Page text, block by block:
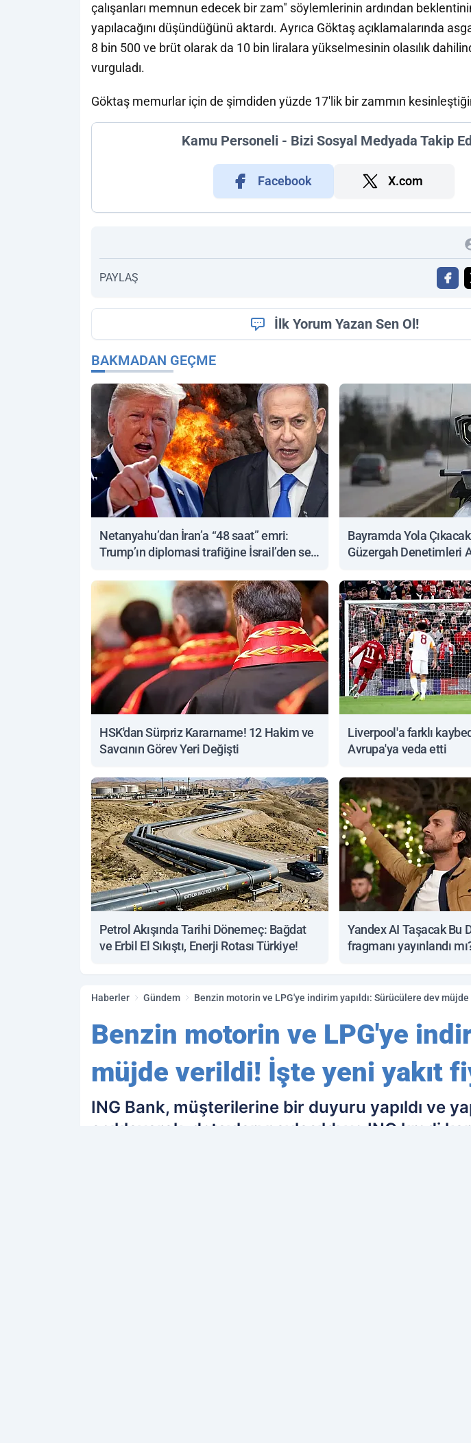
çalışanları memnun edecek bir zam" söylemlerinin ardından
yapılacağını düşündüğünü aktardı. Ayrıca Göktaş açıklamalarında
8 bin 500 ve brüt olarak da 10 bin liralara yükselmesinin olasılık
vurguladı.
Göktaş memurlar için de şimdiden yüzde 17'lik bir zammın
Kamu Personeli - Bizi Sosyal Medyada Takip
Facebook X.com
PAYLAŞ
İlk Yorum Yazan Sen Ol!
BAKMADAN GEÇME
Netanyahu’dan İran’a “48 saat” emri:
Trump’ın diplomasi trafiğine İsrail’den sert
Bayramda Yola
Güzergah Denetimleri
HSK'dan Sürpriz Kararname! 12 Hakim ve
Savcının Görev Yeri Değişti
Liverpool'a farklı
Avrupa'ya veda etti
Petrol Akışında Tarihi Dönemeç: Bağdat
ve Erbil El Sıkıştı, Enerji Rotası Türkiye!
Yandex AI Taşacak Bu
fragmanı yayınlandı
Haberler Gündem Benzin motorin ve LPG'ye indirim yapıldı: Sürücülere dev
Benzin motorin ve LPG'ye
müjde verildi! İşte yeni yakıt
ING Bank, müşterilerine bir duyuru yapıldı ve
açıklayarak, detayları paylaşıldı ve ING kredi